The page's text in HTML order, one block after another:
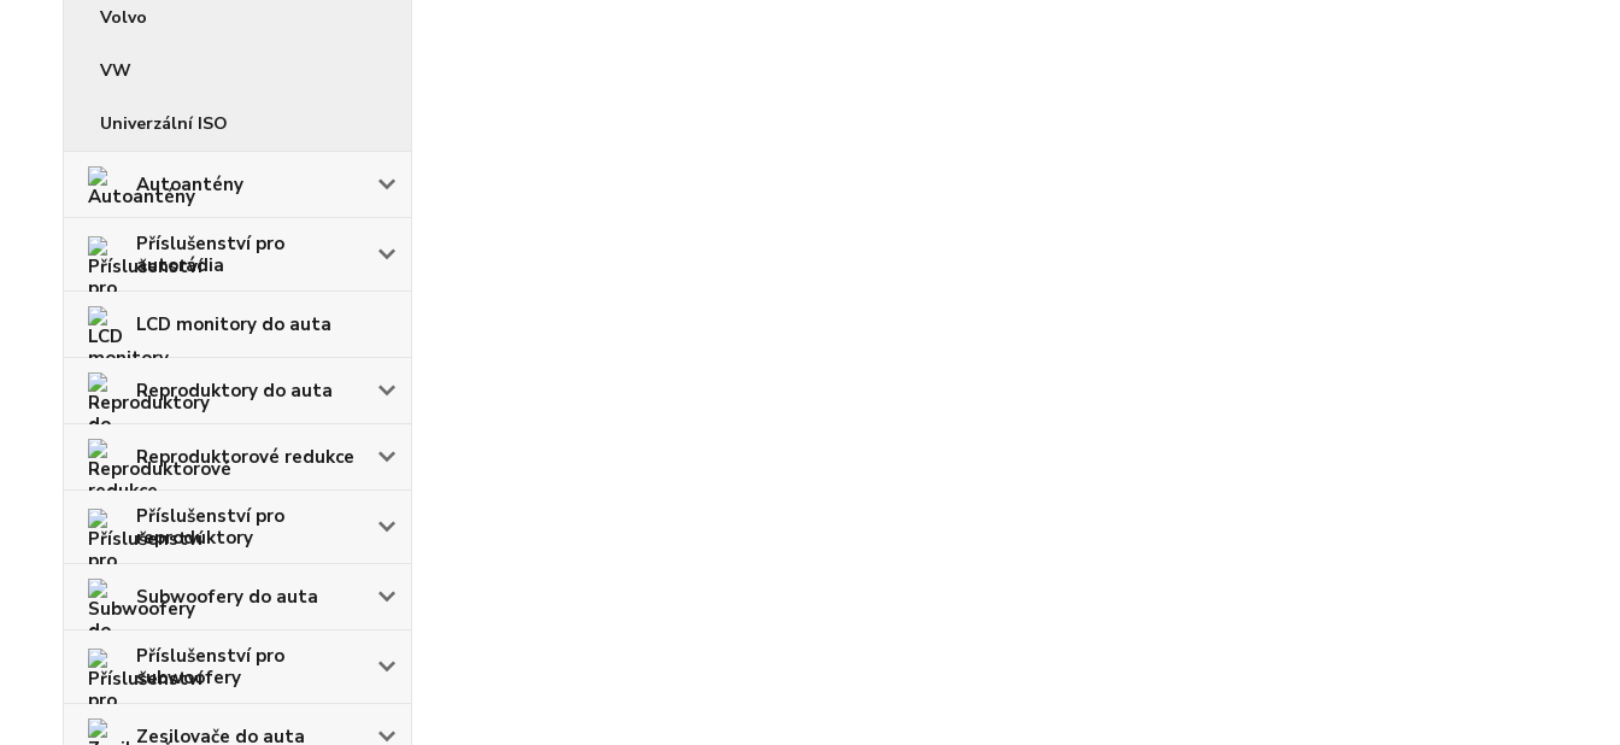
Volvo
VW
Univerzální ISO
Autoantény
Příslušenství pro
autorádia
LCD monitory do auta
Reproduktory do auta
Reproduktorové redukce
Příslušenství pro
reproduktory
Subwoofery do auta
Příslušenství pro
subwoofery
Zesilovače do auta